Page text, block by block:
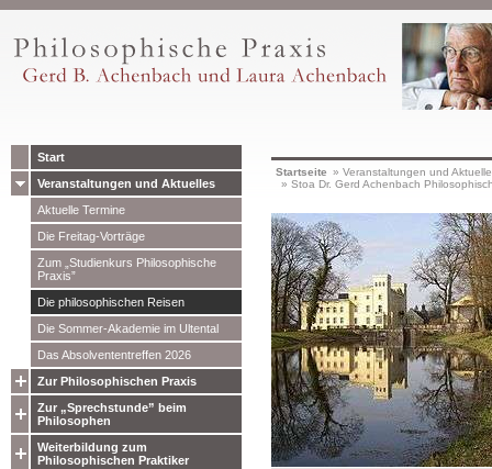
Start
Veranstaltungen und Aktuelles
Aktuelle Termine
Die Freitag-Vorträge
Zum „Studienkurs Philosophische
Praxis”
Die philosophischen Reisen
Die Sommer-Akademie im Ultental
Das Absolvententreffen 2026
Zur Philosophischen Praxis
Zur „Sprechstunde” beim
Philosophen
Weiterbildung zum
Philosophischen Praktiker
Startseite » Veranstaltungen und
» Stoa Dr. Gerd Achenbach